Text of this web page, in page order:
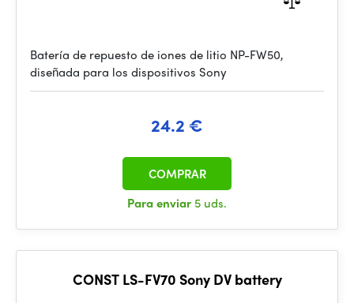
Batería de repuesto de iones de litio NP-FW50,
diseñada para los dispositivos Sony
24.2 €
Para enviar 5 uds.
COMPRAR
CONST LS-FV70 Sony DV battery